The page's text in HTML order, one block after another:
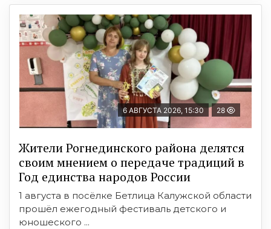
6 АВГУСТА 2026, 15:30 28
Жители Рогнединского района делятся
своим мнением о передаче традиций в
Год единства народов России
1 августа в посёлке Бетлица Калужской области
прошёл ежегодный фестиваль детского и
юношеского ...